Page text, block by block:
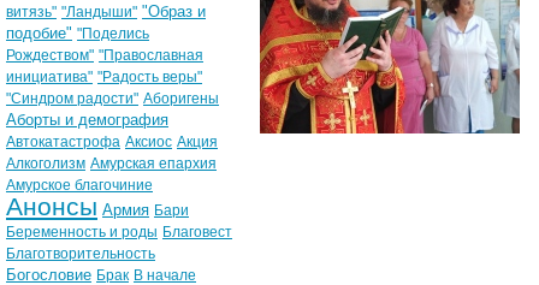
витязь" "Ландыши" "Образ и
подобие" "Поделись
Рождеством" "Православная
инициатива" "Радость веры"
"Синдром радости" Аборигены
Аборты и демография
Автокатастрофа Аксиос Акция
Алкоголизм Амурская епархия
Амурское благочиние
Анонсы Армия Бари
Беременность и роды Благовест
Благотворительность
Богословие Брак В начале